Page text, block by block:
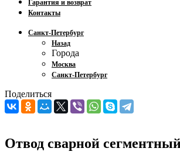
Гарантия и возврат
Контакты
Санкт-Петербург
Назад
Города
Москва
Санкт-Петербург
Поделиться
Отвод сварной